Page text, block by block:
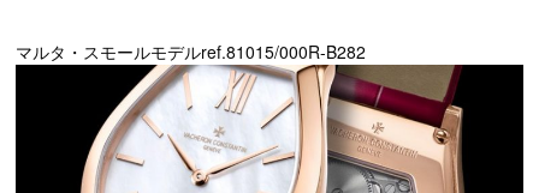
マルタ・スモールモデルref.81015/000R-B282